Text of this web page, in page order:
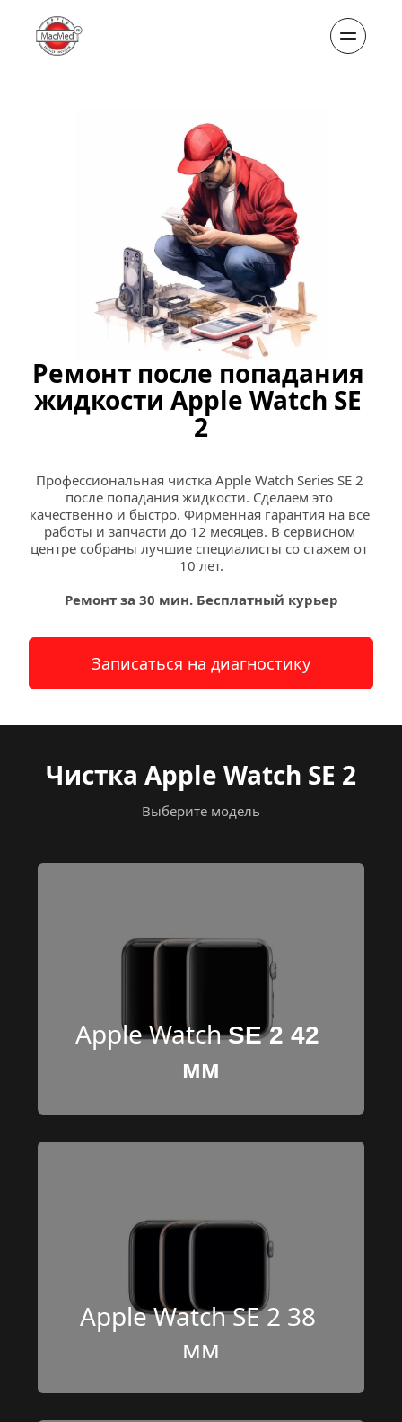
Ремонт после попадания
жидкости Apple Watch SE
2
Профессиональная чистка Apple Watch Series SE 2
после попадания жидкости. Сделаем это
качественно и быстро. Фирменная гарантия на все
работы и запчасти до 12 месяцев. В сервисном
центре собраны лучшие специалисты со стажем от
10 лет.
Ремонт за 30 мин. Бесплатный курьер
Записаться на диагностику
Чистка Apple Watch SE 2
Выберите модель
Apple Watch SE 2 42
мм
Apple Watch SE 2 38
мм